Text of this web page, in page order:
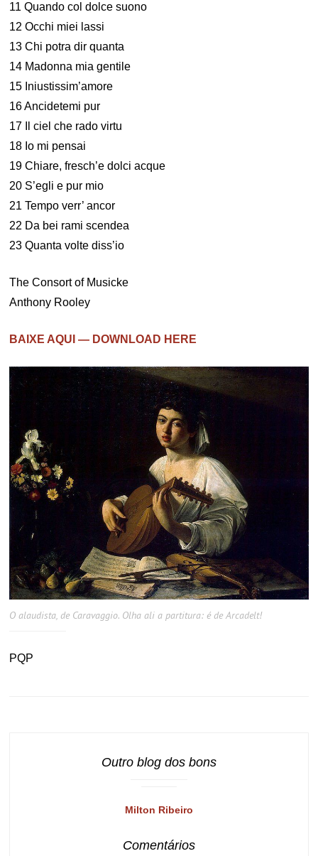
11 Quando col dolce suono
12 Occhi miei lassi
13 Chi potra dir quanta
14 Madonna mia gentile
15 Iniustissim’amore
16 Ancidetemi pur
17 Il ciel che rado virtu
18 Io mi pensai
19 Chiare, fresch’e dolci acque
20 S’egli e pur mio
21 Tempo verr’ ancor
22 Da bei rami scendea
23 Quanta volte diss’io
The Consort of Musicke
Anthony Rooley
BAIXE AQUI — DOWNLOAD HERE
O alaudista, de Caravaggio. Olha ali a partitura: é de Arcadelt!
PQP
Outro blog dos bons
Milton Ribeiro
Comentários